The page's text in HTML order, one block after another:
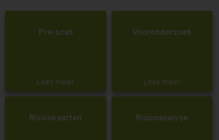
Pre-scan
Lees meer
Vooronderzoek
Lees meer
Risicokaarten Risicoanalyse